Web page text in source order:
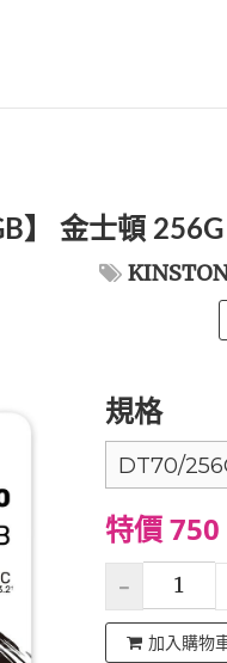
】 金士頓
規格
DT70/
特價 750
加入購物